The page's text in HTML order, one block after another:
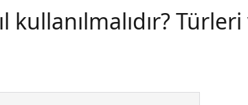
kullanılmalıdır?